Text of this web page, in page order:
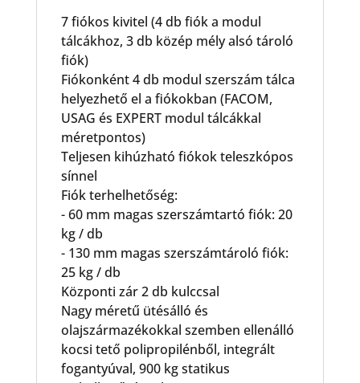
7 fiókos kivitel (4 db fiók a modul
tálcákhoz, 3 db közép mély alsó tároló
fiók)
Fiókonként 4 db modul szerszám tálca
helyezhető el a fiókokban (FACOM,
USAG és EXPERT modul tálcákkal
méretpontos)
Teljesen kihúzható fiókok teleszkópos
sínnel
Fiók terhelhetőség:
- 60 mm magas szerszámtartó fiók: 20
kg / db
- 130 mm magas szerszámtároló fiók:
25 kg / db
Központi zár 2 db kulccsal
Nagy méretű ütésálló és
olajszármazékokkal szemben ellenálló
kocsi tető polipropilénből, integrált
fogantyúval, 900 kg statikus